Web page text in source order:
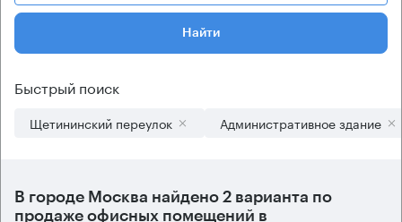
Найти
Быстрый поиск
Щетининский переулок Административное здание
В городе Москва найдено 2 варианта по
продаже офисных помещений в